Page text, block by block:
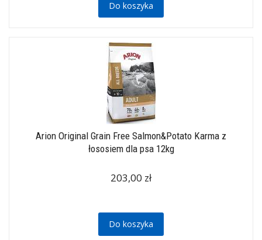
Do koszyka
Arion Original Grain Free Salmon&Potato Karma z
łososiem dla psa 12kg
203,00 zł
Do koszyka